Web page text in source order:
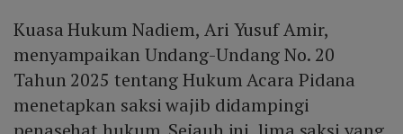
Kuasa Hukum Nadiem, Ari Yusuf Amir,
menyampaikan Undang-Undang No. 20
Tahun 2025 tentang Hukum Acara Pidana
menetapkan saksi wajib didampingi